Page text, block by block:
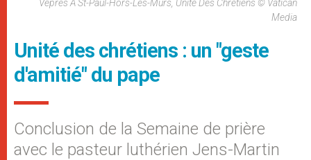
Vêpres À St-Paul-Hors-Les-Murs, Unité Des Chrétiens © Vatican
Media
Unité des chrétiens : un "geste
d'amitié" du pape
Conclusion de la Semaine de prière
avec le pasteur luthérien Jens-Martin